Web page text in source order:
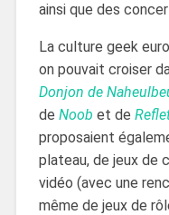
ainsi que des
La culture geek
on pouvait croiser
Donjon de
de Noob et de
proposaient
plateau, de jeux de
vidéo (avec une
même de jeux de